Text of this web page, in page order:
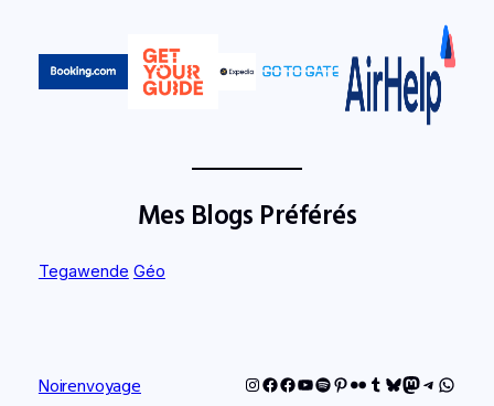
Mes Blogs Préférés
Tegawende Géo
Noirenvoyage Instagram
Facebook
Facebook
YouTube
Spotify
Pinterest
FlickrTumblr
Bluesky
Mastodon
Telegram